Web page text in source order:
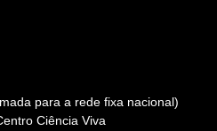
para a rede fixa nacional)
Ciência Viva